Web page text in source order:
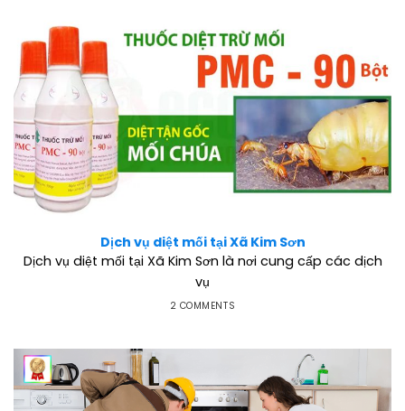
Dịch vụ diệt mối tại Xã Kim Sơn
Dịch vụ diệt mối tại Xã Kim Sơn là nơi cung cấp các dịch
vụ
2 COMMENTS